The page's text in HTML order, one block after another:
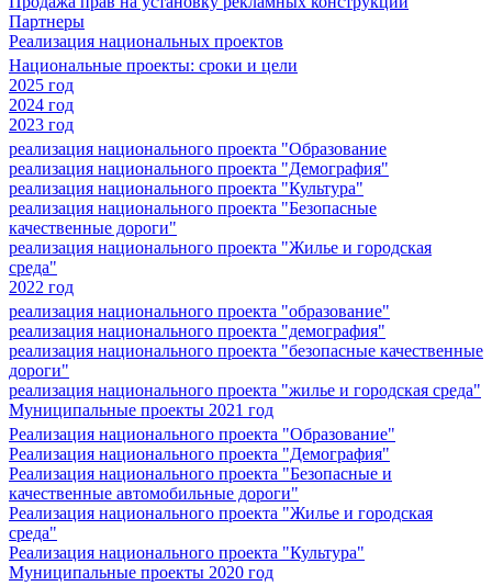
Партнеры
Реализация национальных проектов
Национальные проекты: сроки и цели
2025 год
2024 год
2023 год
реализация национального проекта "Образование
реализация национального проекта "Демография"
реализация национального проекта "Культура"
реализация национального проекта "Безопасные
качественные дороги"
реализация национального проекта "Жилье и городская
среда"
2022 год
реализация национального проекта "образование"
реализация национального проекта "демография"
реализация национального проекта "безопасные качественные
дороги"
реализация национального проекта "жилье и городская среда"
Муниципальные проекты 2021 год
Реализация национального проекта "Образование"
Реализация национального проекта "Демография"
Реализация национального проекта "Безопасные и
качественные автомобильные дороги"
Реализация национального проекта "Жилье и городская
среда"
Реализация национального проекта "Культура"
Муниципальные проекты 2020 год